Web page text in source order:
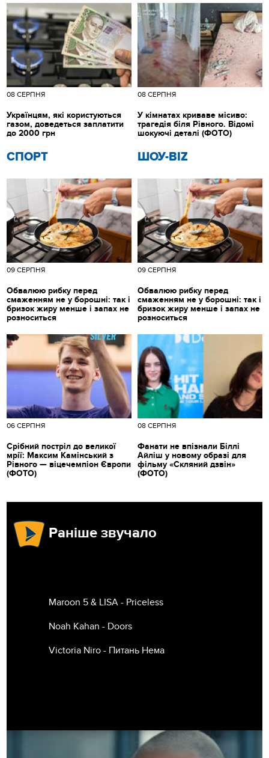
СПОРТ
09 СЕРПНЯ
Обвалюю рибку перед
смаженням не у борошні: так і
бризок жиру менше і запах не
розноситься
ШОУ-BIZ
09 СЕРПНЯ
Обвалюю рибку перед
смаженням не у борошні: так і
бризок жиру менше і запах не
розноситься
08 СЕРПНЯ
Українцям, які користуються
газом, доведеться заплатити
до 2000 грн
08 СЕРПНЯ
У кімнатах криваве місиво:
трагедія біля Рівного. Відомі
шокуючі деталі (ФОТО)
06 СЕРПНЯ
Срібний постріл до великої
мрії: Максим Камінський з
Рівного — віцечемпіон Європи
(ФОТО)
08 СЕРПНЯ
Фанати не впізнали Біллі
Айліш у новому образі для
фільму «Скляний дзвін»
(ФОТО)
Раніше звучало
Maroon 5 & LISA - Priceless
Noah Kahan - Doors
Victoria Niro - Питань Нема